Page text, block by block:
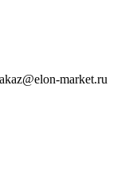
market.ru